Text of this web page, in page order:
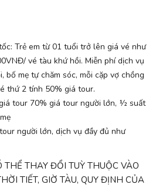
Trẻ em từ 01 tuổi trở lên giá vé như
vé tàu khứ hồi. Miễn phí dịch vụ
bố mẹ tự chăm sóc, mỗi cặp vợ chồng
thứ 2 tính 50% giá tour.
tour 70% giá tour người lớn, ½ suất
người lớn, dịch vụ đầy đủ như
THỂ THAY ĐỔI TUỲ THUỘC VÀO
TIẾT, GIỜ TÀU, QUY ĐỊNH CỦA